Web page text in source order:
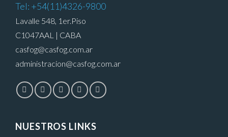
Tel: +54(11)4326-9800
Lavalle 548, 1er.Piso
C1047AAL | CABA
casfog@casfog.com.ar
administracion@casfog.com.ar
NUESTROS LINKS